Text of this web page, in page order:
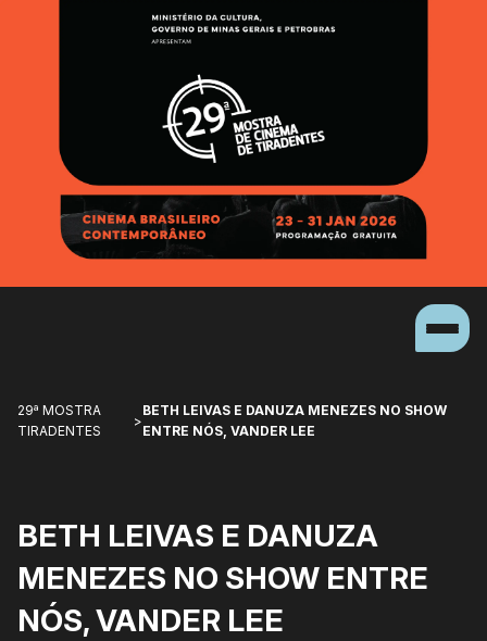
29ª MOSTRA
TIRADENTES
>
BETH LEIVAS E DANUZA MENEZES NO SHOW
ENTRE NÓS, VANDER LEE
BETH LEIVAS E DANUZA
MENEZES NO SHOW ENTRE
NÓS, VANDER LEE